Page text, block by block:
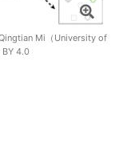
Mi（University of
4.0